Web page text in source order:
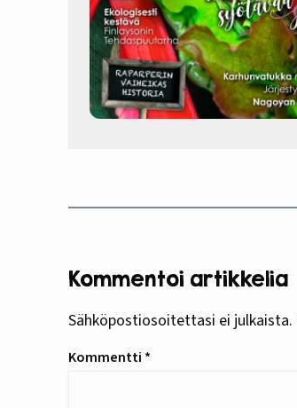
Kommentoi artikkelia
Sähköpostiosoitettasi ei julkaista.
Kommentti *